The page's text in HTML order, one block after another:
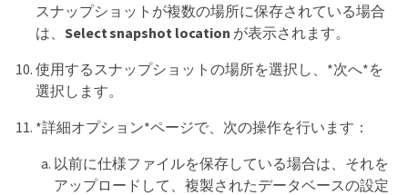
スナップショットが複数の場所に保存されている場合
は、 Select snapshot location が表示されます。
使用するスナップショットの場所を選択し、*次へ*を
選択します。
*詳細オプション*ページで、次の操作を行います：
以前に仕様ファイルを保存している場合は、それを
アップロードして、複製されたデータベースの設定